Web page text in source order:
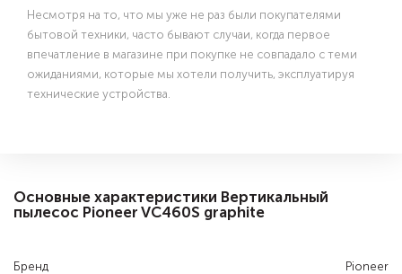
Несмотря на то, что мы уже не раз были покупателями
бытовой техники, часто бывают случаи, когда первое
впечатление в магазине при покупке не совпадало с теми
ожиданиями, которые мы хотели получить, эксплуатируя
технические устройства.
Основные характеристики Вертикальный
пылесос Pioneer VC460S graphite
Бренд Pioneer